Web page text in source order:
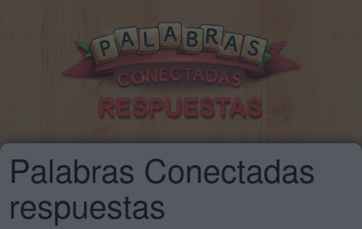
Palabras Conectadas
respuestas